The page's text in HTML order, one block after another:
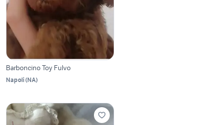
Barboncino Toy Fulvo
Napoli(NA)